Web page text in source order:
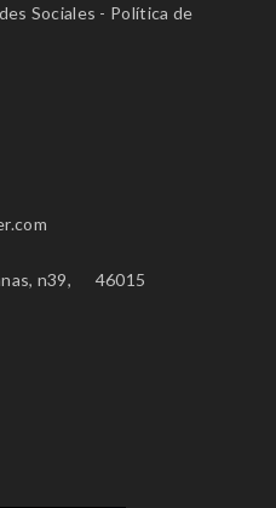
Sociales - Política de
n39, 46015